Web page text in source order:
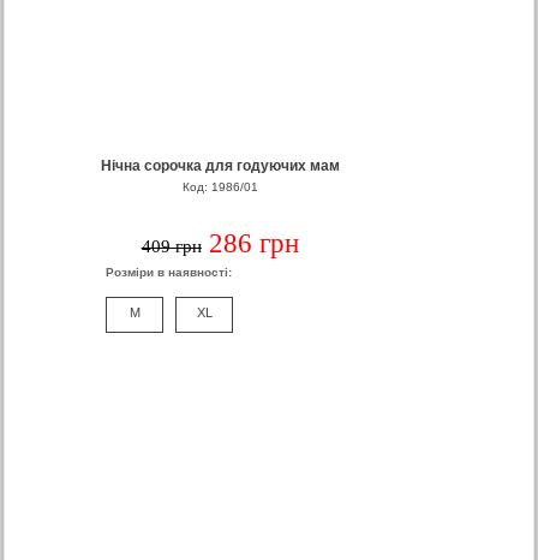
Нічна сорочка для годуючих мам
Код: 1986/01
409 грн 286 грн
Розміри в наявності:
M XL